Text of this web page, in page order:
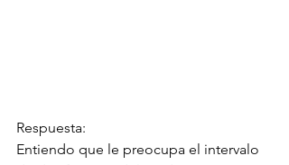
Respuesta:
Entiendo que le preocupa el intervalo